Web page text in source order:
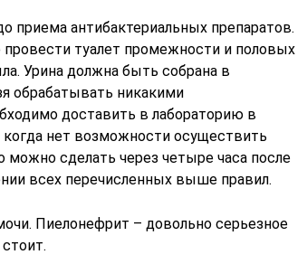
приема антибактериальных препаратов.
туалет промежности и половых
Урина должна быть собрана в
обрабатывать никакими
доставить в лабораторию в
когда нет возможности осуществить
можно сделать через четыре часа после
всех перечисленных выше правил.
Пиелонефрит – довольно серьезное